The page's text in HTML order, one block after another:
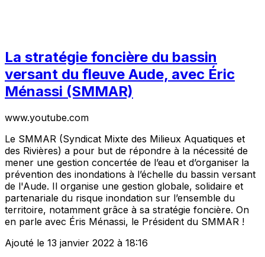
La stratégie foncière du bassin
versant du fleuve Aude, avec Éric
Ménassi (SMMAR)
www.youtube.com
Le SMMAR (Syndicat Mixte des Milieux Aquatiques et
des Rivières) a pour but de répondre à la nécessité de
mener une gestion concertée de l’eau et d’organiser la
prévention des inondations à l’échelle du bassin versant
de l'Aude. Il organise une gestion globale, solidaire et
partenariale du risque inondation sur l’ensemble du
territoire, notamment grâce à sa stratégie foncière. On
en parle avec Éris Ménassi, le Président du SMMAR !
Ajouté le 13 janvier 2022 à 18:16